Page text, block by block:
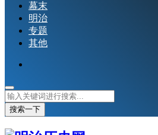
幕末
明治
专题
其他
搜索一下